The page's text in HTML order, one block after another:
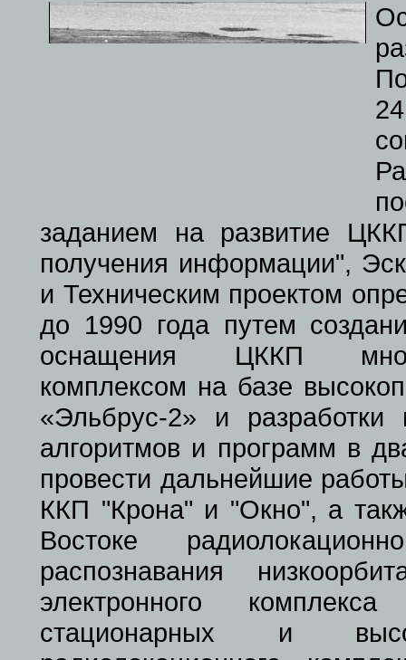
заданием на развитие
получения информации",
и Техническим проектом
до 1990 года путем
оснащения ЦККП
комплексом на базе
«Эльбрус-2» и разработки
алгоритмов и программ в
провести дальнейшие
ККП "Крона" и "Окно", а
Востоке
распознавания
электронного
стационарных и